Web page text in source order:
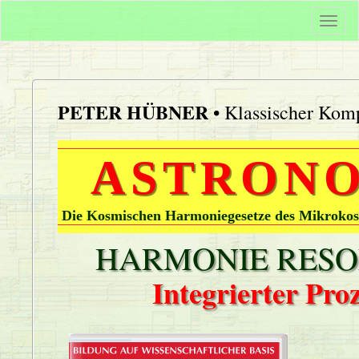
PETER HÜBNER• Klassischer
Die Kosmischen Harmoniegesetze des
HARMONIE
Integrierter